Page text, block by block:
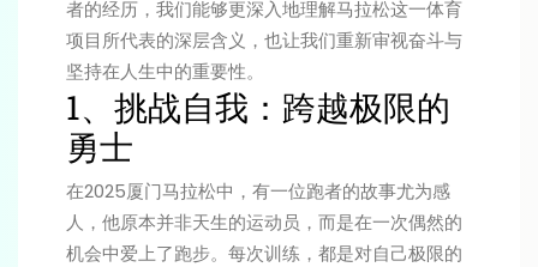
者的经历，我们能够更深入地理解马拉松这一体育
项目所代表的深层含义，也让我们重新审视奋斗与
坚持在人生中的重要性。
1、挑战自我：跨越极限的
勇士
在2025厦门马拉松中，有一位跑者的故事尤为感
人，他原本并非天生的运动员，而是在一次偶然的
机会中爱上了跑步。每次训练，都是对自己极限的